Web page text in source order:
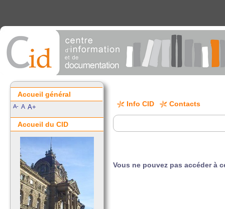
Info CID Contacts
Vous ne pouvez pas accéder à
Accueil général
A- A A+
Accueil du CID